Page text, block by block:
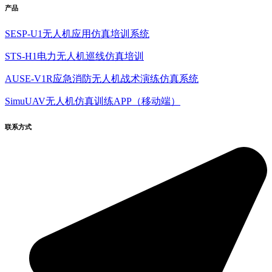
产品
SESP-U1无人机应用仿真培训系统
STS-H1电力无人机巡线仿真培训
AUSE-V1R应急消防无人机战术演练仿真系统
SimuUAV无人机仿真训练APP（移动端）
联系方式